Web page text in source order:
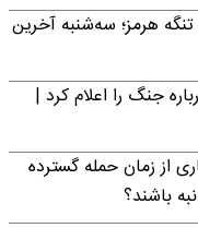
هرمز؛ سه‌شنبه آخرین
جنگ را اعلام کرد |
از زمان حمله گسترده
باشند؟